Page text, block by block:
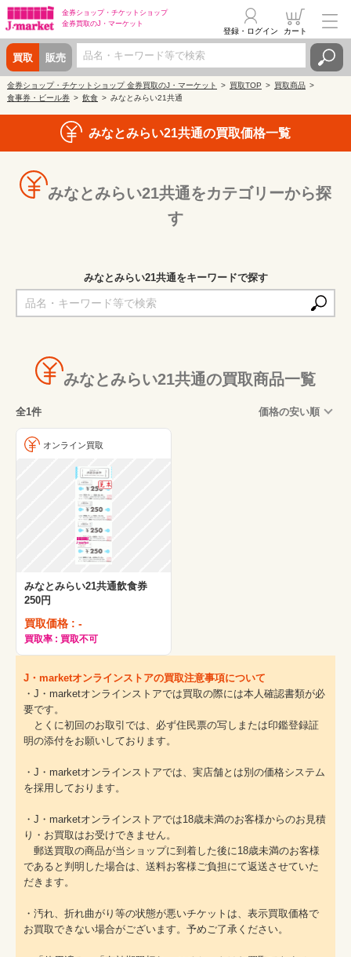
金券ショップ・ チケットショップ
金券買取のJ・マーケット
買取 販売
登録・ログイン カート
金券ショップ・チケットショップ 金券買取のJ・マーケット 買取TOP
買取商品
食事券・ビール券
飲食 みなとみらい21共通
みなとみらい21共通の買取価格一覧
みなとみらい21共通をカテゴリーから探
す
みなとみらい21共通をキーワードで探す
みなとみらい21共通の買取商品一覧
全1件 価格の安い順
オンライン買取
みなとみらい21共通飲食券
250円
買取価格 : -
買取率 : 買取不可
J・marketオンラインストアの買取注意事項について
・J・marketオンラインストアでは買取の際には本人確認書類が必
要です。
とくに初回のお取引では、必ず住民票の写しまたは印鑑登録証
明の添付をお願いしております。
・J・marketオンラインストアでは、実店舗とは別の価格システム
を採用しております。
・J・marketオンラインストアでは18歳未満のお客様からのお見積
り・お買取はお受けできません。
郵送買取の商品が当ショップに到着した後に18歳未満のお客様
であると判明した場合は、送料お客様ご負担にて返送させていた
だきます。
・汚れ、折れ曲がり等の状態が悪いチケットは、表示買取価格で
お買取できない場合がございます。予めご了承ください。